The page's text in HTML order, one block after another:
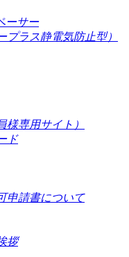
ーサー
プラス静電気防止型）
様専用サイト）
ド
申請書について
拶